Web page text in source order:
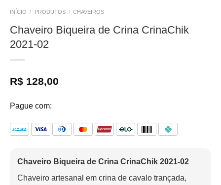
INÍCIO / PRODUTOS / CHAVEIROS
Chaveiro Biqueira de Crina CrinaChik
2021-02
R$ 128,00
Pague com:
Chaveiro Biqueira de Crina CrinaChik 2021-02
Chaveiro artesanal em crina de cavalo trançada,